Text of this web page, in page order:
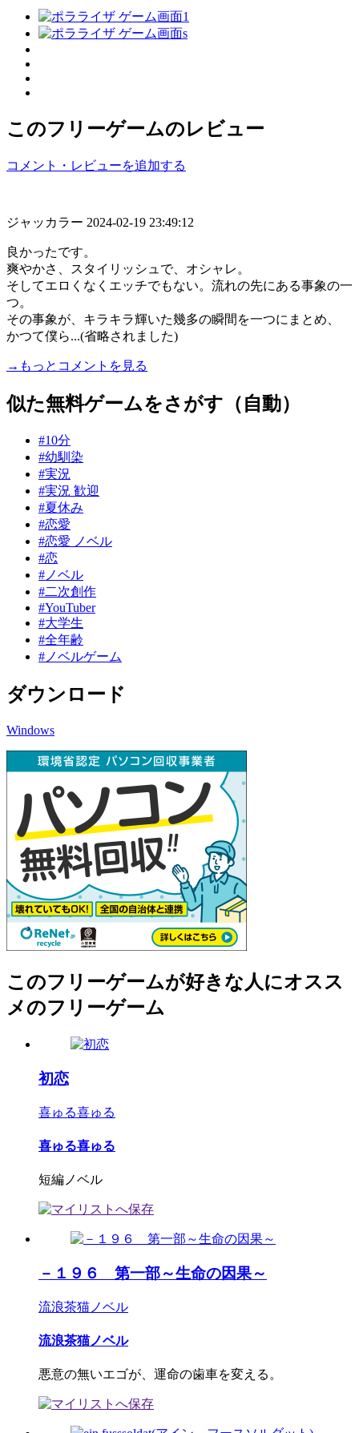
このフリーゲームのレビュー
コメント・レビューを追加する
ジャッカラー 2024-02-19 23:49:12
良かったです。
爽やかさ、スタイリッシュで、オシャレ。
そしてエロくなくエッチでもない。流れの先にある事象の一
つ。
その事象が、キラキラ輝いた幾多の瞬間を一つにまとめ、
かつて僕ら...(省略されました)
→もっとコメントを見る
似た無料ゲームをさがす（自動）
#10分
#幼馴染
#実況
#実況 歓迎
#夏休み
#恋愛
#恋愛 ノベル
#恋
#ノベル
#二次創作
#YouTuber
#大学生
#全年齢
#ノベルゲーム
ダウンロード
Windows
このフリーゲームが好きな人にオスス
メのフリーゲーム
初恋
喜ゅる喜ゅる
喜ゅる喜ゅる
短編ノベル
－１９６ 第一部～生命の因果～
流浪茶猫ノベル
流浪茶猫ノベル
悪意の無いエゴが、運命の歯車を変える。